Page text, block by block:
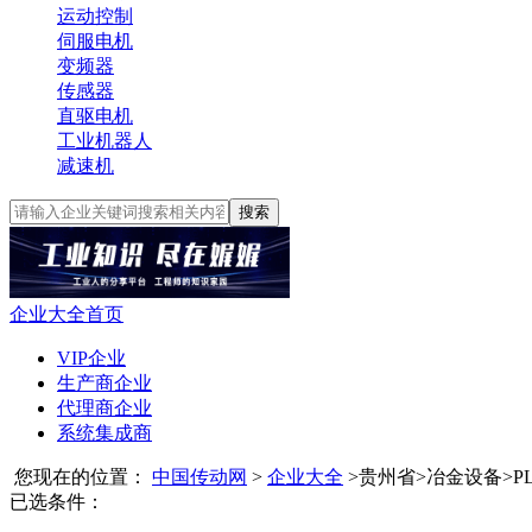
运动控制
伺服电机
变频器
传感器
直驱电机
工业机器人
减速机
搜索
企业大全首页
VIP企业
生产商企业
代理商企业
系统集成商
您现在的位置： 中国传动网 > 企业大全 >贵州省>冶金设备>
已选条件：